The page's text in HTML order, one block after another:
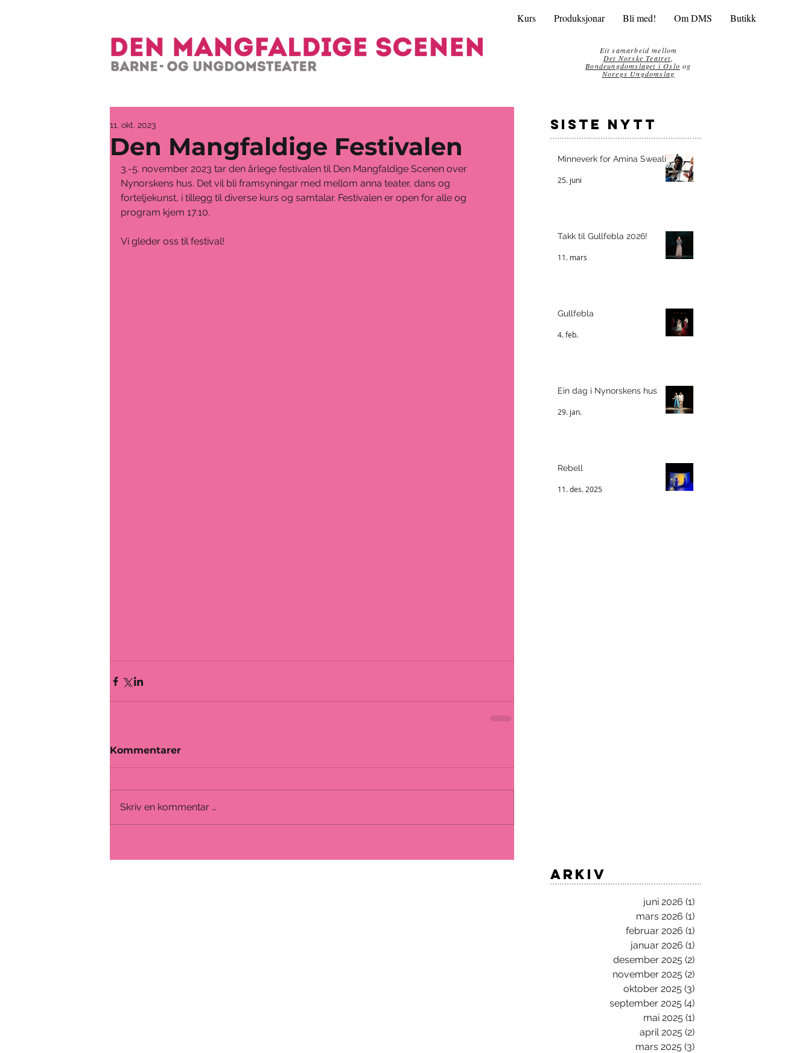
Kurs Produksjonar Bli med! Om DMS Butikk
Eit samarbeid mellom
Det Norske Teatret
Bondeungdomslaget i Oslo og
Noregs Ungdomslag
Den Mangfaldige Festivalen
11. okt. 2023
3.-5. november 2023 tar den årlege festivalen til Den Mangfaldige Scenen over
Nynorskens hus. Det vil bli framsyningar med mellom anna teater, dans og
forteljekunst, i tillegg til diverse kurs og samtalar. Festivalen er open for alle og
program kjem 17.10.
Vi gleder oss til festival!
Kommentarer
Skriv en kommentar …
siste nytt
Minneverk for Amina Sweali
25. juni
Takk til Gullfebla 2026!
11. mars
Gullfebla
4. feb.
Ein dag i Nynorskens hus
29. jan.
Rebell
11. des. 2025
ARKIV
juni 2026 (1)
mars 2026 (1)
februar 2026 (1)
januar 2026 (1)
desember 2025 (2)
november 2025 (2)
oktober 2025 (3)
september 2025 (4)
mai 2025 (1)
april 2025 (2)
mars 2025 (3)